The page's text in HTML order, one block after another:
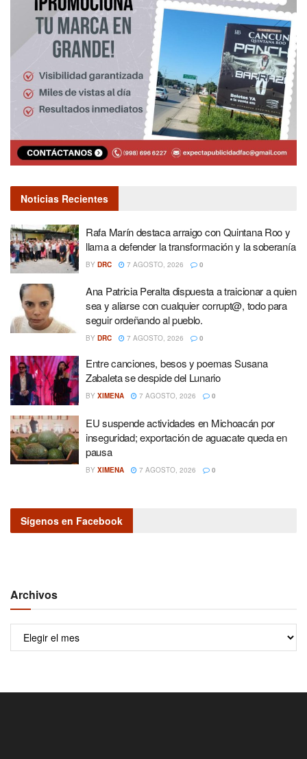
Noticias Recientes
Rafa Marín destaca arraigo con Quintana Roo y
llama a defender la transformación y la soberanía
BY DRC 7 AGOSTO, 2026 0
Ana Patricia Peralta dispuesta a traicionar a quien
sea y aliarse con cualquier corrupt@, todo para
seguir ordeñando al pueblo.
BY DRC 7 AGOSTO, 2026 0
Entre canciones, besos y poemas Susana
Zabaleta se despide del Lunario
BY XIMENA 7 AGOSTO, 2026 0
EU suspende actividades en Michoacán por
inseguridad; exportación de aguacate queda en
pausa
BY XIMENA 7 AGOSTO, 2026 0
Sígenos en Facebook
Archivos